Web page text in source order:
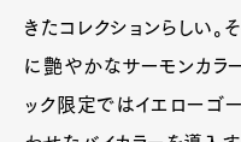
きたコレクションらしい。
に艶やかなサーモンカラ
ック限定ではイエローゴ